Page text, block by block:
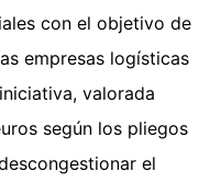
con el objetivo de
empresas logísticas
valorada
según los pliegos
el